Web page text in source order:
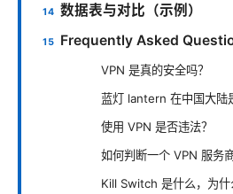
数据表与对比（示例）
Frequently Asked
VPN 是真的安全吗？
蓝灯 lantern 在中国大陆
使用 VPN 是否违法？
如何判断一个 VPN 服务
Kill Switch 是什么，为什